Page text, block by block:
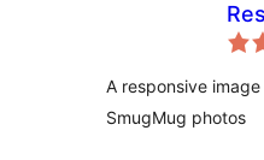
A responsive
SmugMug photos